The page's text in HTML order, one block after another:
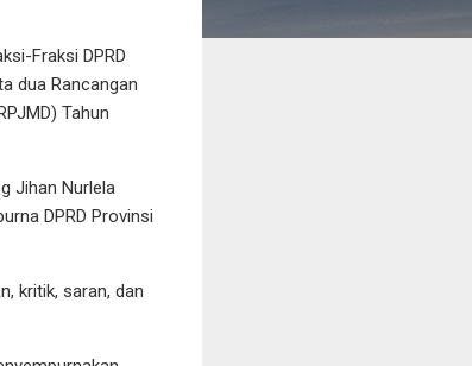
Fraksi DPRD
dua Rancangan
Tahun
Jihan Nurlela
DPRD Provinsi
kritik, saran, dan